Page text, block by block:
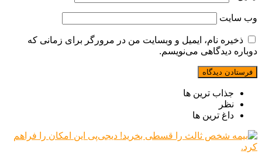
وب‌ سایت
ذخیره نام، ایمیل و وبسایت من در مرورگر برای زمانی که
دوباره دیدگاهی می‌نویسم.
جذاب ترین ها
نظر
داغ ترین ها